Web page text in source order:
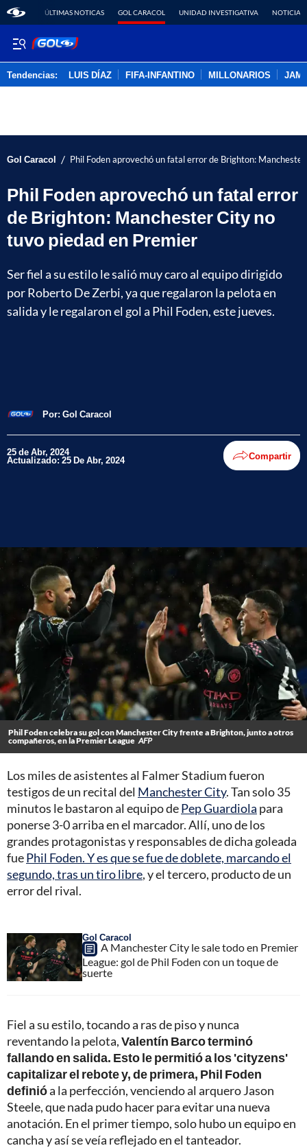
ÚLTIMAS NOTICAS GOL CARACOL UNIDAD INVESTIGATIVA NOTICIAS
Tendencias: LUIS DÍAZ FIFA-INFANTINO MILLONARIOS
Gol Caracol / Phil Foden aprovechó un fatal error de Brighton:
Phil Foden aprovechó un fatal error
de Brighton: Manchester City no
tuvo piedad en Premier
Ser fiel a su estilo le salió muy caro al equipo dirigido
por Roberto De Zerbi, ya que regalaron la pelota en
salida y le regalaron el gol a Phil Foden, este jueves.
Por: Gol Caracol
25 de Abr, 2024
Actualizado: 25 De Abr, 2024 Compartir
Phil Foden celebra su gol con Manchester City frente a Brighton, junto a otros
compañeros, en la Premier League AFP
Los miles de asistentes al Falmer Stadium fueron
testigos de un recital del Manchester City. Tan solo 35
minutos le bastaron al equipo dePep Guardiola para
ponerse 3-0 arriba en el marcador. Allí, uno de los
grandes protagonistas y responsables de dicha goleada
fuePhil Foden. Y es que se fue de doblete, marcando el
segundo, tras un tiro libre, y el tercero, producto de un
error del rival.
Gol Caracol
A Manchester City le sale todo en Premier
League: gol de Phil Foden con un toque de
suerte
Fiel a su estilo, tocando a ras de piso y nunca
reventando la pelota,Valentín Barco terminó
fallando en salida. Esto le permitió a los 'cityzens'
capitalizar el rebote y, de primera, Phil Foden
definióa la perfección, venciendo al arquero Jason
Steele, que nada pudo hacer para evitar una nueva
anotación. En el primer tiempo, solo hubo un equipo en
cancha y así se veía reflejado en el tanteador.